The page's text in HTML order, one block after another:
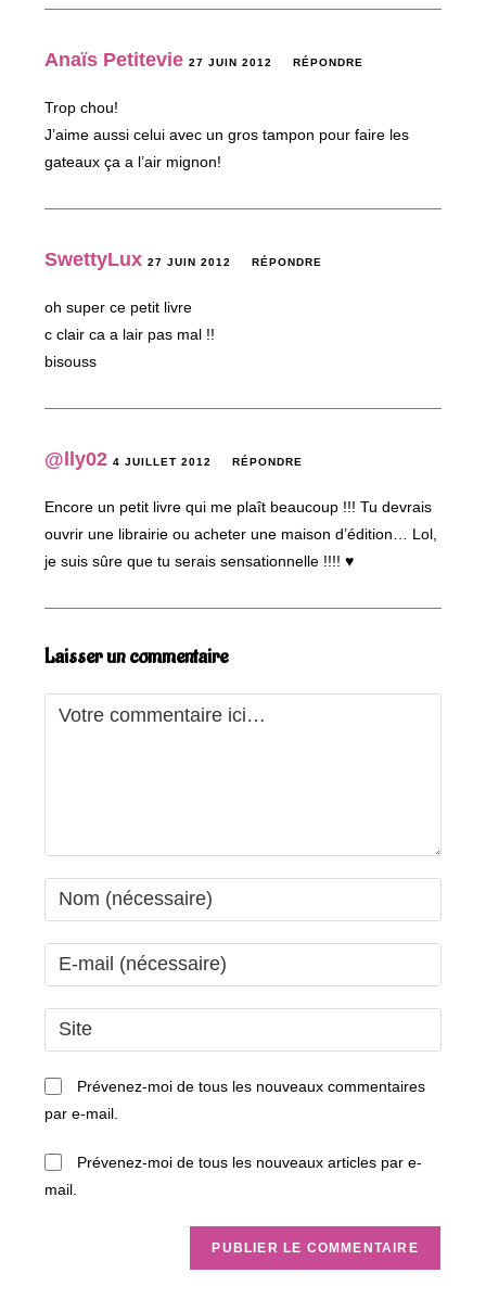
Anaïs Petitevie 27 JUIN 2012 RÉPONDRE
Trop chou!
J’aime aussi celui avec un gros tampon pour faire les
gateaux ça a l’air mignon!
SwettyLux 27 JUIN 2012 RÉPONDRE
oh super ce petit livre
c clair ca a lair pas mal !!
bisouss
@lly02 4 JUILLET 2012 RÉPONDRE
Encore un petit livre qui me plaît beaucoup !!! Tu devrais
ouvrir une librairie ou acheter une maison d’édition… Lol,
je suis sûre que tu serais sensationnelle !!!! ♥
Laisser un commentaire
Comment
Enter
your
name
comment
Enter
your
email
address
comment
Saisir
l’URL
de
(facultatif)
Prévenez-moi de tous les nouveaux commentaires
par e-mail.
Prévenez-moi de tous les nouveaux articles par e-
mail.